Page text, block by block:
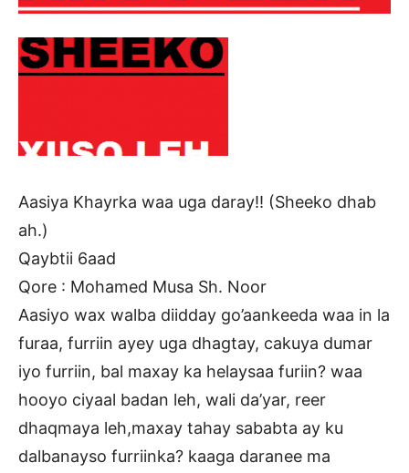
Aasiya Khayrka waa uga daray!! (Sheeko dhab
ah.)
Qaybtii 6aad
Qore : Mohamed Musa Sh. Noor
Aasiyo wax walba diidday go’aankeeda waa in la
furaa, furriin ayey uga dhagtay, cakuya dumar
iyo furriin, bal maxay ka helaysaa furiin? waa
hooyo ciyaal badan leh, wali da’yar, reer
dhaqmaya leh,maxay tahay sababta ay ku
dalbanayso furriinka? kaaga daranee ma